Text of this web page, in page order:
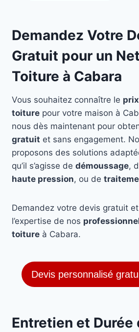
Demandez Votre
Gratuit pour un
Toiture à Cabara
Vous souhaitez connaître le
toiture pour votre maison à
nous dès maintenant pour
gratuit et sans engagement.
proposons des solutions
qu’il s’agisse de démoussage,
haute pression, ou de
Demandez votre devis gratuit
l’expertise de nos
toiture à Cabara.
Devis personnalisé
Entretien et Durée